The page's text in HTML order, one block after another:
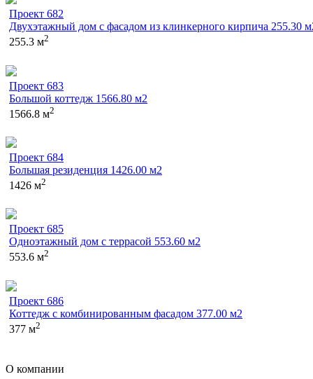
Проект 682
Двухэтажный дом с фасадом из клинкерного кирпича 255.30
255.3 м2
Проект 683
Большой коттедж 1566.80 м2
1566.8 м2
Проект 684
Большая резиденция 1426.00 м2
1426 м2
Проект 685
Одноэтажный дом с террасой 553.60 м2
553.6 м2
Проект 686
Коттедж с комбинированным фасадом 377.00 м2
377 м2
О компании